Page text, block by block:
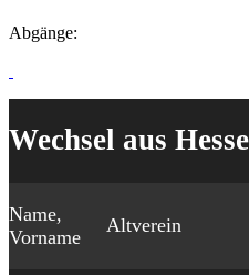
Abgänge:
Wechsel aus
Name,
Vorname
Altverein